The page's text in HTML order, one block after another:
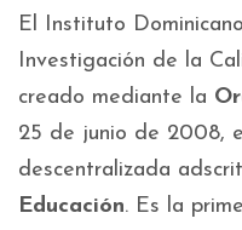
El Instituto
Investigación de la
creado mediante la
25 de junio de 2008,
descentralizada
Educación. Es la